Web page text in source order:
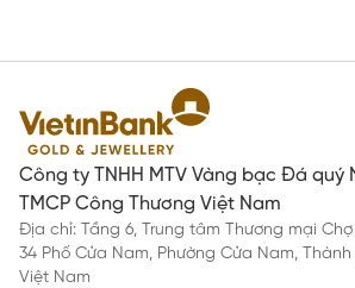
Công ty TNHH MTV Vàng bạc Đá quý
TMCP Công Thương Việt Nam
Địa chỉ: Tầng 6, Trung tâm Thương mại
34 Phố Cửa Nam, Phường Cửa Nam,
Việt Nam